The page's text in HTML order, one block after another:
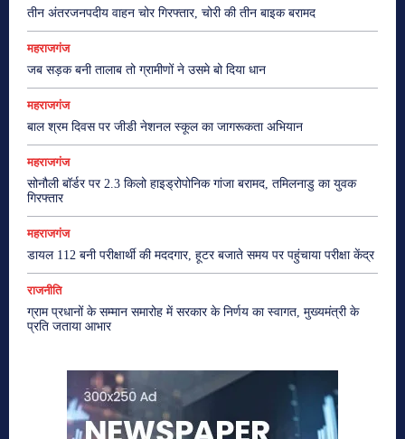
तीन अंतरजनपदीय वाहन चोर गिरफ्तार, चोरी की तीन बाइक बरामद
महराजगंज
जब सड़क बनी तालाब तो ग्रामीणों ने उसमे बो दिया धान
महराजगंज
बाल श्रम दिवस पर जीडी नेशनल स्कूल का जागरूकता अभियान
महराजगंज
सोनौली बॉर्डर पर 2.3 किलो हाइड्रोपोनिक गांजा बरामद, तमिलनाडु का युवक
गिरफ्तार
महराजगंज
डायल 112 बनी परीक्षार्थी की मददगार, हूटर बजाते समय पर पहुंचाया परीक्षा केंद्र
राजनीति
ग्राम प्रधानों के सम्मान समारोह में सरकार के निर्णय का स्वागत, मुख्यमंत्री के
प्रति जताया आभार